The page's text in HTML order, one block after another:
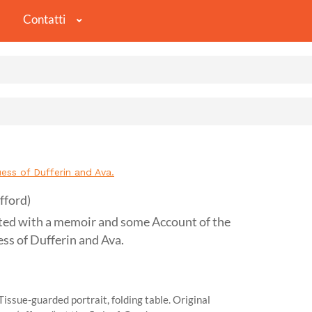
Contatti
of Dufferin and Ava.
with a memoir and some Account of the
of Dufferin and Ava.
guarded portrait, folding table. Original